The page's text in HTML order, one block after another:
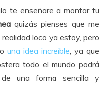
te enseñare a montar tu
quizás pienses que me
loco ya estoy, pero
una idea increíble, ya que
todo el mundo podrá
una forma sencilla y